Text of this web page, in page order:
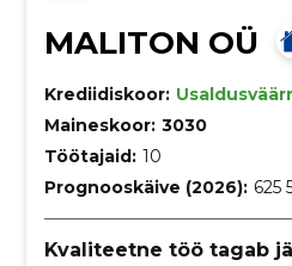
MALITON OÜ
Krediidiskoor:
Maineskoor: 3030
Töötajaid: 10
Prognooskäive (2026): 625
Kvaliteetne töö tagab